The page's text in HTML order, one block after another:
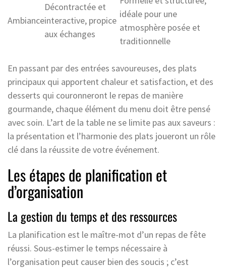
Ambiance
Décontractée et
interactive, propice
aux échanges
idéale pour une
atmosphère posée et
traditionnelle
En passant par des entrées savoureuses, des plats
principaux qui apportent chaleur et satisfaction, et des
desserts qui couronneront le repas de manière
gourmande, chaque élément du menu doit être pensé
avec soin. L’art de la table ne se limite pas aux saveurs :
la présentation et l’harmonie des plats joueront un rôle
clé dans la réussite de votre événement.
Les étapes de planification et
d’organisation
La gestion du temps et des ressources
La planification est le maître-mot d’un repas de fête
réussi. Sous-estimer le temps nécessaire à
l’organisation peut causer bien des soucis ; c’est